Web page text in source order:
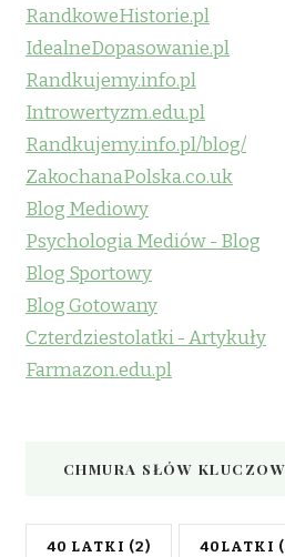
RandkoweHistorie.pl
IdealneDopasowanie.pl
Randkujemy.info.pl
Introwertyzm.edu.pl
Randkujemy.info.pl/blog/
ZakochanaPolska.co.uk
Blog Mediowy
Psychologia Mediów - Blog
Blog Sportowy
Blog Gotowany
Czterdziestolatki - Artykuły
Farmazon.edu.pl
CHMURA SŁÓW
40 LATKI (2) 40LATKI